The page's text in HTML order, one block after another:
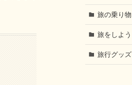
旅の乗り物
旅をしよう
旅行グッズ